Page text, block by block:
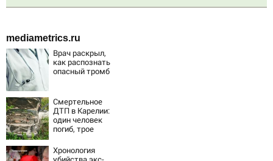
mediametrics.ru
Врач раскрыл,
как распознать
опасный тромб
Смертельное
ДТП в Карелии:
один человек
погиб, трое
(ФОТО)
Хронология